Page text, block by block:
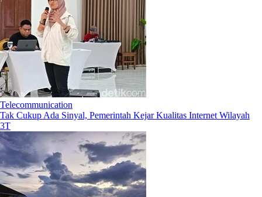
Telecommunication
Tak Cukup Ada Sinyal, Pemerintah Kejar Kualitas Internet Wilayah
3T